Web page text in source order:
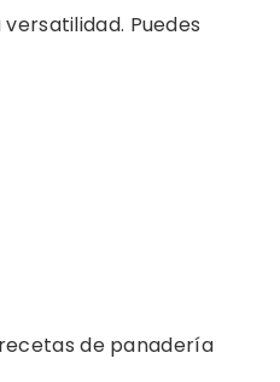
versatilidad. Puedes
de panadería